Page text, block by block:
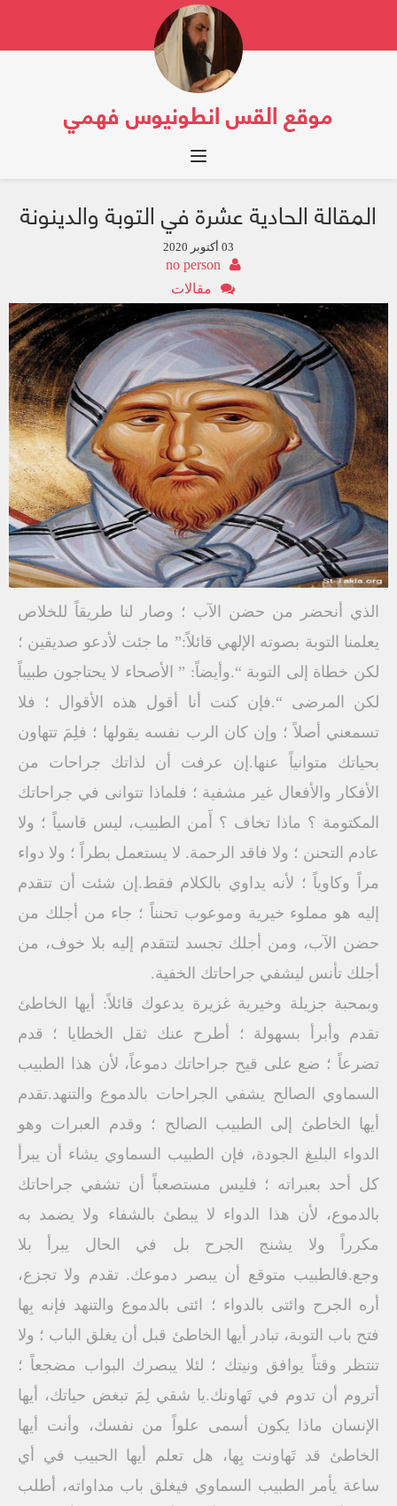
موقع القس انطونيوس فهمي
Toggle navigation
المقالة الحادية عشرة في التوبة والدينونة
03 أكتوبر 2020
no person
مقالات
الذي أنحضر من حضن الآب ؛ وصار لنا طريقاً للخلاص
يعلمنا التوبة بصوته الإلهي قائلاً:” ما جئت لأدعو صديقين ؛
لكن خطاة إلى التوبة “.وأيضاً: ” الأصحاء لا يحتاجون طبيباً
لكن المرضى “.فإن كنت أنا أقول هذه الأقوال ؛ فلا
تسمعني أصلاً ؛ وإن كان الرب نفسه يقولها ؛ فلِمَ تتهاون
بحياتك متوانياً عنها.إن عرفت أن لذاتك جراحات من
الأفكار والأفعال غير مشفية ؛ فلماذا تتوانى في جراحاتك
المكتومة ؟ ماذا تخاف ؟ أَمن الطبيب، ليس قاسياً ؛ ولا
عادم التحنن ؛ ولا فاقد الرحمة. لا يستعمل بطراً ؛ ولا دواء
مراً وكاوياً ؛ لأنه يداوي بالكلام فقط.إن شئت أن تتقدم
إليه هو مملوء خيرية وموعوب تحنناً ؛ جاء من أجلك من
حضن الآب، ومن أجلك تجسد لتتقدم إليه بلا خوف، من
أجلك تأنس ليشفي جراحاتك الخفية.
وبمحبة جزيلة وخيرية غزيرة يدعوك قائلاً: أيها الخاطئ
تقدم وأبرأ بسهولة ؛ أطرح عنك ثقل الخطايا ؛ قدم
تضرعاً ؛ ضع على قيح جراحاتك دموعاً، لأن هذا الطبيب
السماوي الصالح يشفي الجراحات بالدموع والتنهد.تقدم
أيها الخاطئ إلى الطبيب الصالح ؛ وقدم العبرات وهو
الدواء البليغ الجودة، فإن الطبيب السماوي يشاء أن يبرأ
كل أحد بعبراته ؛ فليس مستصعباً أن تشفي جراحاتك
بالدموع، لأن هذا الدواء لا يبطئ بالشفاء ولا يضمد به
مكرراً ولا يشنج الجرح بل في الحال يبرأ بلا
وجع.فالطبيب متوقع أن يبصر دموعك. تقدم ولا تجزع،
أره الجرح وائتى بالدواء ؛ ائتى بالدموع والتنهد فإنه بِها
فتح باب التوبة، تبادر أيها الخاطئ قبل أن يغلق الباب ؛ ولا
تنتظر وقتاً يوافق ونيتك ؛ لئلا يبصرك البواب مضجعاً ؛
أتروم أن تدوم في تَهاونك.يا شقي لِمَ تبغض حياتك، أيها
الإنسان ماذا يكون أسمى علواً من نفسك، وأنت أيها
الخاطئ قد تَهاونت بِها، هل تعلم أيها الحبيب في أي
ساعة يأمر الطبيب السماوي فيغلق باب مداواته، أطلب